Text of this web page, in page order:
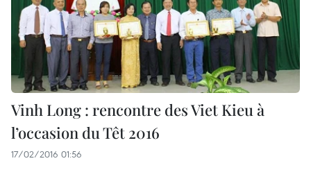
Vinh Long : rencontre des Viet Kieu à
l’occasion du Têt 2016
17/02/2016 01:56